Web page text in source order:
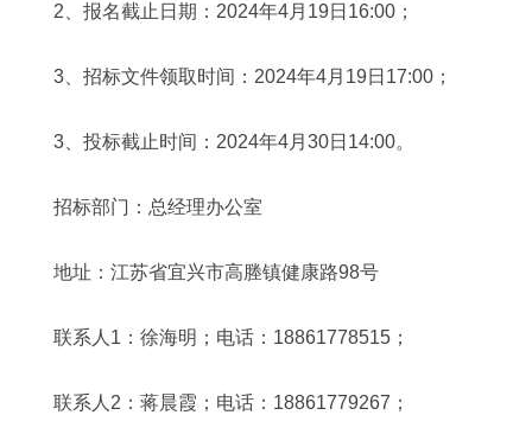
2、报名截止日期：2024年4月19日16:00；
3、招标文件领取时间：2024年4月19日17:00；
3、投标截止时间：2024年4月30日14:00。
招标部门：总经理办公室
地址：江苏省宜兴市高塍镇健康路98号
联系人1：徐海明；电话：18861778515；
联系人2：蒋晨霞；电话：18861779267；